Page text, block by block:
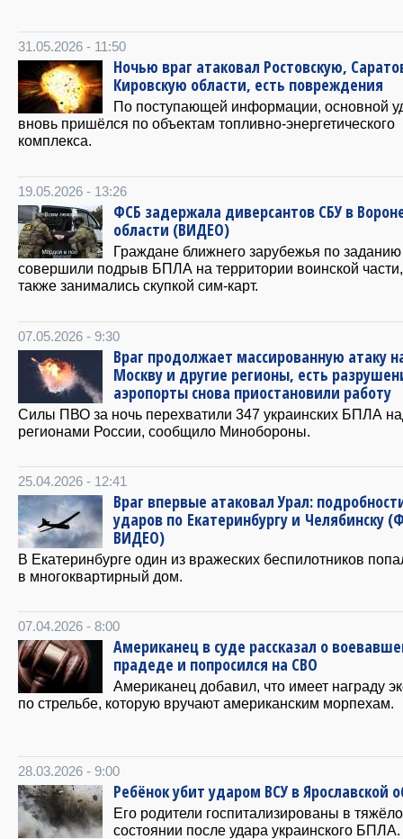
31.05.2026 - 11:50
Ночью враг атаковал Ростовскую,
Кировскую области, есть повреждения
По поступающей информации, основной
вновь пришёлся по объектам топливно-энергетического
комплекса.
19.05.2026 - 13:26
ФСБ задержала диверсантов СБУ в
области (ВИДЕО)
Граждане ближнего зарубежья по
совершили подрыв БПЛА на территории воинской
также занимались скупкой сим-карт.
07.05.2026 - 9:30
Враг продолжает массированную атаку
Москву и другие регионы, есть
аэропорты снова приостановили работу
Силы ПВО за ночь перехватили 347 украинских БПЛА
регионами России, сообщило Минобороны.
25.04.2026 - 12:41
Враг впервые атаковал Урал:
ударов по Екатеринбургу и Челябинску
ВИДЕО)
В Екатеринбурге один из вражеских беспилотников
в многоквартирный дом.
07.04.2026 - 8:00
Американец в суде рассказал о
прадеде и попросился на СВО
Американец добавил, что имеет награду
по стрельбе, которую вручают американским морпехам.
28.03.2026 - 9:00
Ребёнок убит ударом ВСУ в Ярославской
Его родители госпитализированы в
состоянии после удара украинского БПЛА.